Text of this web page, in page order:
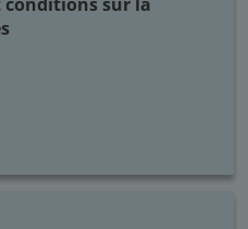
conditions sur la